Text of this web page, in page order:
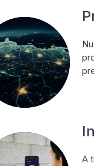
A